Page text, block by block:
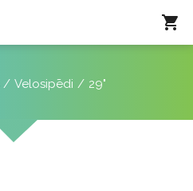
Velosipēdi 29"